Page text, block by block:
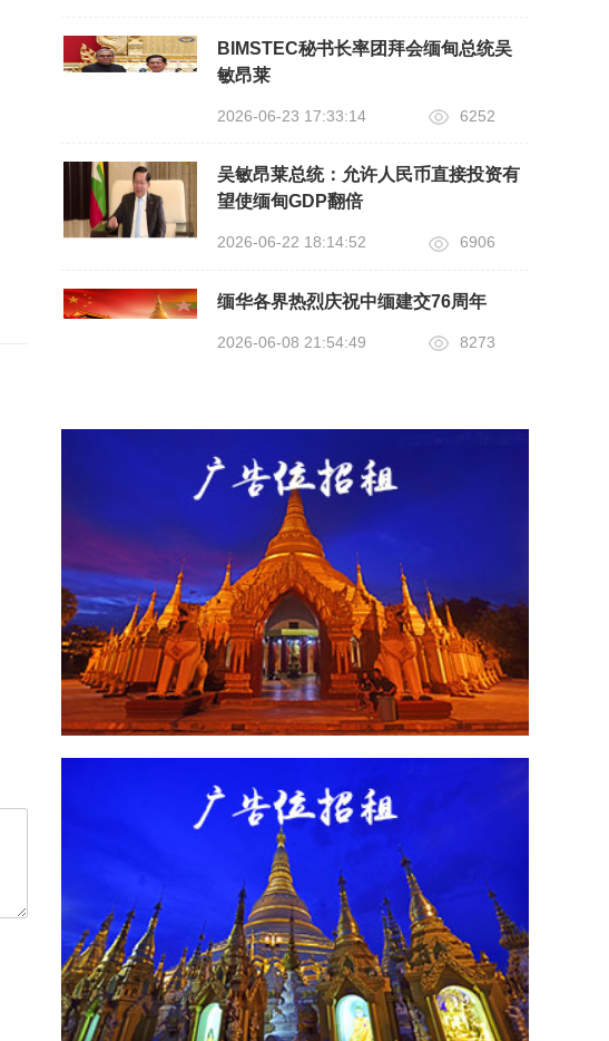
BIMSTEC秘书长率团拜会缅甸总统吴
敏昂莱
2026-06-23 17:33:14 6252
吴敏昂莱总统：允许人民币直接投资有
望使缅甸GDP翻倍
2026-06-22 18:14:52 6906
缅华各界热烈庆祝中缅建交76周年
2026-06-08 21:54:49 8273